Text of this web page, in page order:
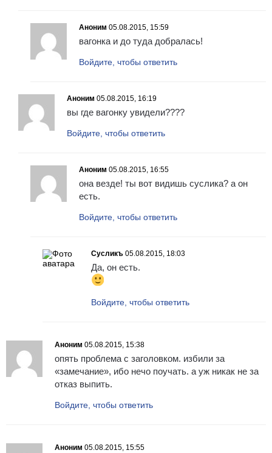
Аноним 05.08.2015, 15:59
вагонка и до туда добралась!
Войдите, чтобы ответить
Аноним 05.08.2015, 16:19
вы где вагонку увидели????
Войдите, чтобы ответить
Аноним 05.08.2015, 16:55
она везде! ты вот видишь суслика? а он
есть.
Войдите, чтобы ответить
Сусликъ 05.08.2015, 18:03
Да, он есть.
Войдите, чтобы ответить
Аноним 05.08.2015, 15:38
опять проблема с заголовком. избили за
«замечание», ибо нечо поучать. а уж никак не за
отказ выпить.
Войдите, чтобы ответить
Аноним 05.08.2015, 15:55